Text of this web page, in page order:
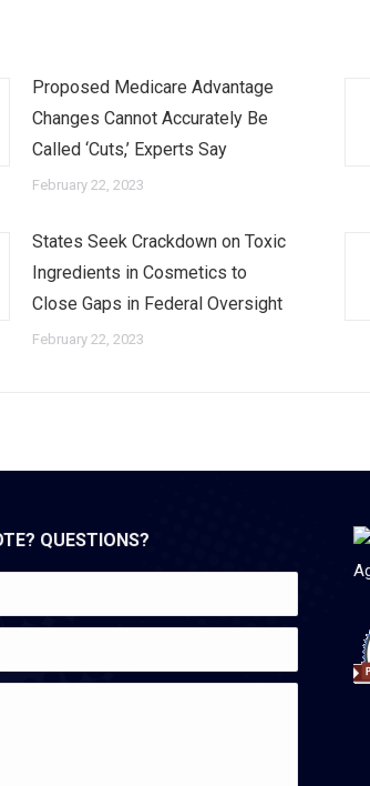
Proposed Medicare Advantage
Changes Cannot Accurately Be
Called ‘Cuts,’ Experts Say
February 22, 2023
States Seek Crackdown on Toxic
Ingredients in Cosmetics to
Close Gaps in Federal Oversight
February 22, 2023
QUESTIONS?